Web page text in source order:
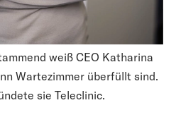
weiß CEO Katharina
Wartezimmer überfüllt sind.
sie Teleclinic.